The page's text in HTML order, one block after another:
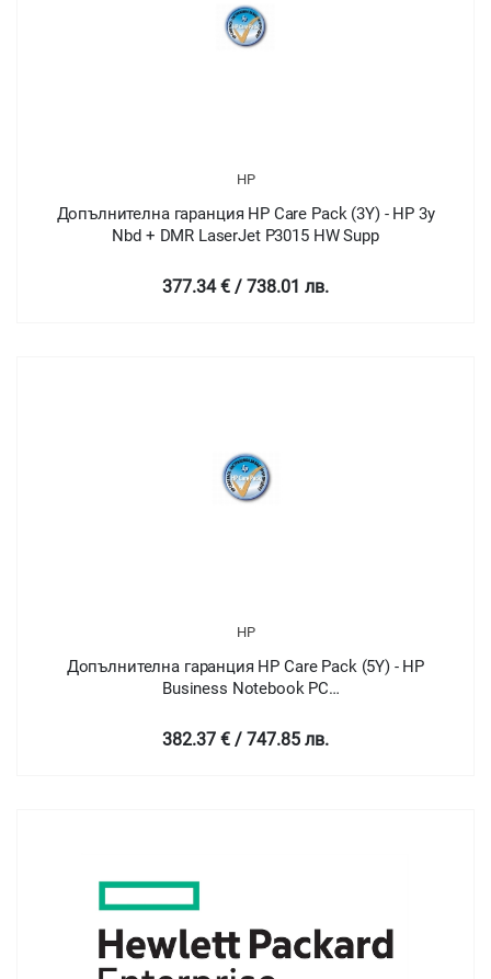
HP
Допълнителна гаранция HP Care Pack (3Y) - HP 3y
Nbd + DMR LaserJet P3015 HW Supp
377.34 € / 738.01 лв.
HP
Допълнителна гаранция HP Care Pack (5Y) - HP
Business Notebook PC
382.37 € / 747.85 лв.